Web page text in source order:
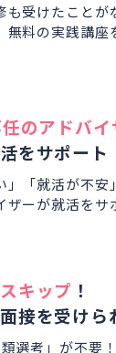
受けたことが
料の実践講座
のアドバイ
をサポート
「就活が不安
ーが就活をサ
スキップ ！
接を受けら
選考」が不要！